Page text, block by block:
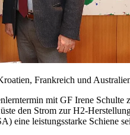
Frankreich und
mit GF Irene
den Strom zur H2-
eine leistungsstarke Schiene